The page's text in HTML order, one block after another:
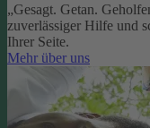
„Gesagt. Getan.
zuverlässiger Hilfe und
Ihrer Seite.
Mehr über uns